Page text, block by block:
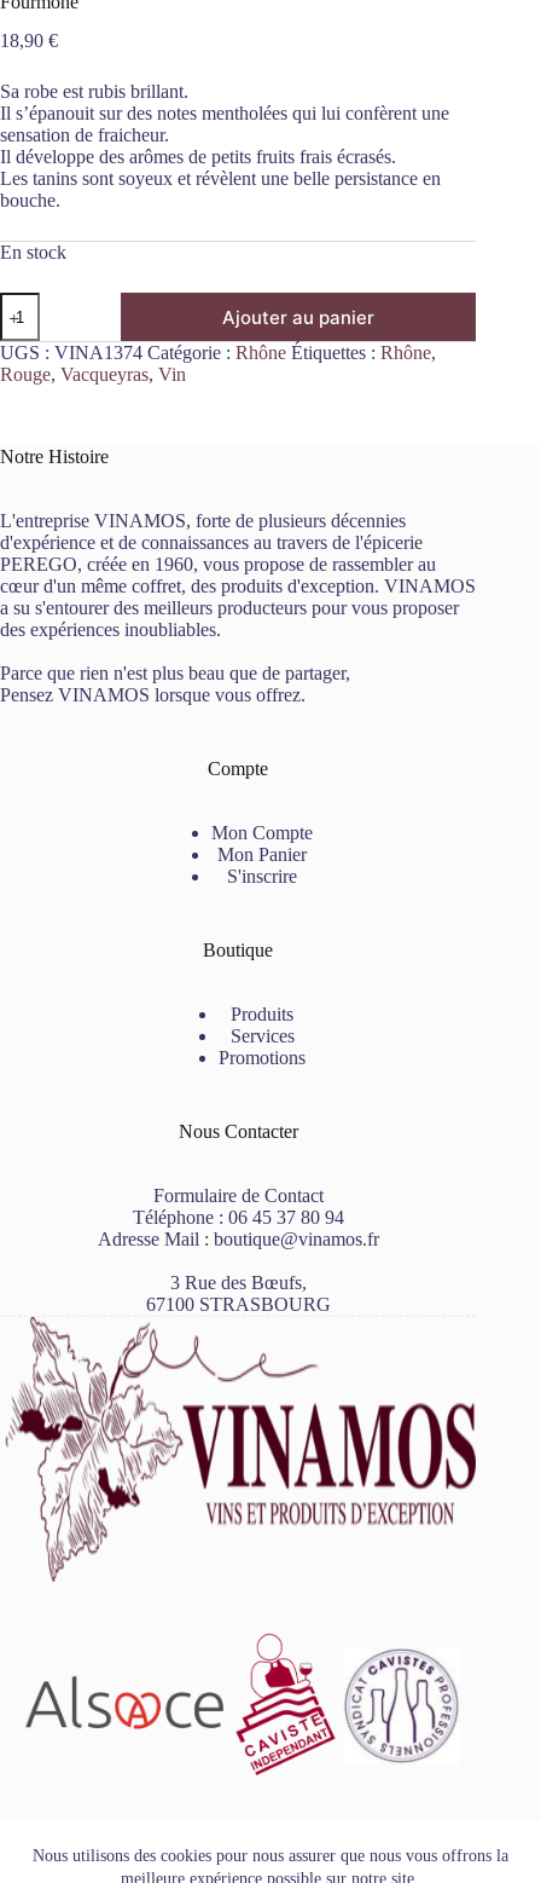
Nous utilisons des cookies pour nous assurer que nous vous offrons la
meilleure expérience possible sur notre site.
18,90 €
Sa robe est rubis brillant.
Il s’épanouit sur des notes mentholées qui lui confèrent une
sensation de fraicheur.
Il développe des arômes de petits fruits frais écrasés.
Les tanins sont soyeux et révèlent une belle persistance en
bouche.
En stock
quantité
de
Vacqueyras
Rouge
Le
75cL
Domaine
Ajouter au panier
UGS : VINA1374 Catégorie : Rhône Étiquettes : Rhône,
Rouge, Vacqueyras, Vin
Notre Histoire
L'entreprise VINAMOS, forte de plusieurs décennies
d'expérience et de connaissances au travers de l'épicerie
PEREGO, créée en 1960, vous propose de rassembler au
cœur d'un même coffret, des produits d'exception. VINAMOS
a su s'entourer des meilleurs producteurs pour vous proposer
des expériences inoubliables.
Parce que rien n'est plus beau que de partager,
Pensez VINAMOS lorsque vous offrez.
Compte
Mon Compte
Mon Panier
S'inscrire
Boutique
Produits
Services
Promotions
Nous Contacter
Formulaire de Contact
Téléphone : 06 45 37 80 94
Adresse Mail : boutique@vinamos.fr
3 Rue des Bœufs,
67100 STRASBOURG
avec modération.